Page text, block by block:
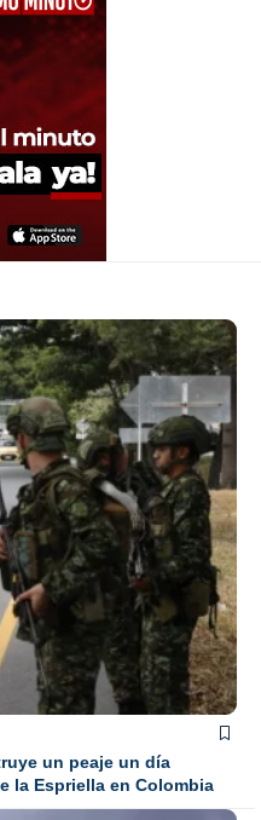
un peaje un día
la Espriella en Colombia